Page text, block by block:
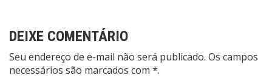
DEIXE COMENTÁRIO
Seu endereço de e-mail não será publicado. Os campos
necessários são marcados com *.